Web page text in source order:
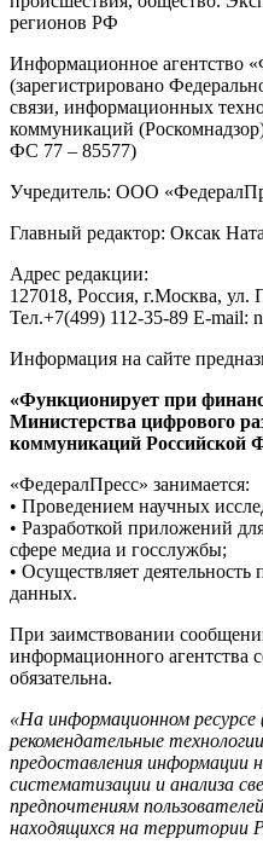
регионов РФ
Информационное агентство
(зарегистрировано
связи, информационных
коммуникаций
ФС 77 – 85577)
Учредитель: ООО
Главный редактор: Оксак
Адрес редакции:
127018, Россия, г.Москва, ул.
Тел.+7(499) 112-35-89 E-mail:
Информация на сайте
«Функционирует при
Министерства цифрового
коммуникаций Российской
«ФедералПресс» занимается:
• Проведением научных
• Разработкой приложений
сфере медиа и госслужбы;
• Осуществляет
данных.
При заимствовании
информационного агентства
обязательна.
«На информационном
рекомендательные
предоставления информации
систематизации и анализа
предпочтениям
находящихся на территории